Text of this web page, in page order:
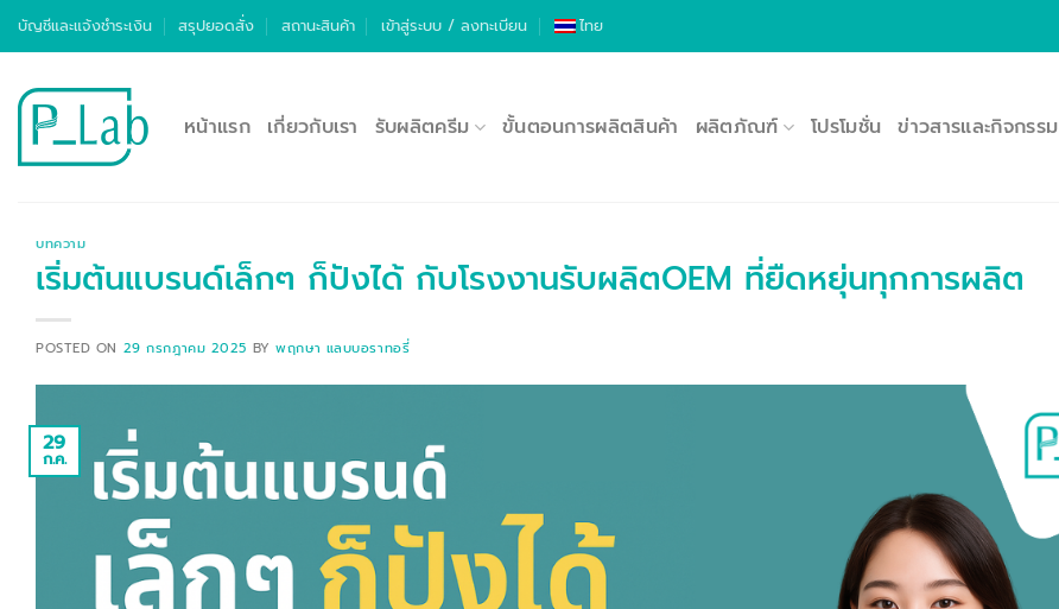
ข้าม
เนื้อหา
บัญชีและแจ้งชำระเงิน สรุปยอดสั่ง สถานะสินค้า เข้าสู่ระบบ / ลงทะเบียน ไทย
หน้าแรก เกี่ยวกับเรา รับผลิตครีม ขั้นตอนการผลิตสินค้า ผลิตภัณฑ์ โปรโมชั่น ข่าวสารและกิจกรรม
บทความ
เริ่มต้นแบรนด์เล็กๆ ก็ปังได้ กับโรงงานรับผลิตOEM ที่ยืดหยุ่นทุกการผลิต
POSTED ON 29 กรกฎาคม 2025 BYพฤกษา แลบบอราทอรี่
29
ก.ค.